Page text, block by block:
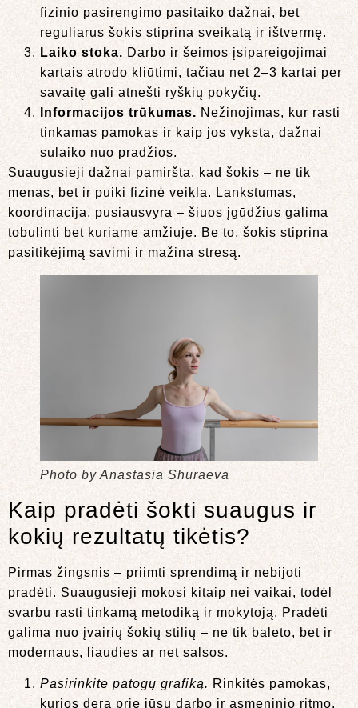
fizinio pasirengimo pasitaiko dažnai, bet
reguliarus šokis stiprina sveikatą ir ištvermę.
Laiko stoka. Darbo ir šeimos įsipareigojimai
kartais atrodo kliūtimi, tačiau net 2–3 kartai per
savaitę gali atnešti ryškių pokyčių.
Informacijos trūkumas. Nežinojimas, kur rasti
tinkamas pamokas ir kaip jos vyksta, dažnai
sulaiko nuo pradžios.
Suaugusieji dažnai pamiršta, kad šokis – ne tik
menas, bet ir puiki fizinė veikla. Lankstumas,
koordinacija, pusiausvyra – šiuos įgūdžius galima
tobulinti bet kuriame amžiuje. Be to, šokis stiprina
pasitikėjimą savimi ir mažina stresą.
Photo by Anastasia Shuraeva
Kaip pradėti šokti suaugus ir
kokių rezultatų tikėtis?
Pirmas žingsnis – priimti sprendimą ir nebijoti
pradėti. Suaugusieji mokosi kitaip nei vaikai, todėl
svarbu rasti tinkamą metodiką ir mokytoją. Pradėti
galima nuo įvairių šokių stilių – ne tik baleto, bet ir
modernaus, liaudies ar net salsos.
Pasirinkite patogų grafiką. Rinkitės pamokas,
kurios dera prie jūsų darbo ir asmeninio ritmo.